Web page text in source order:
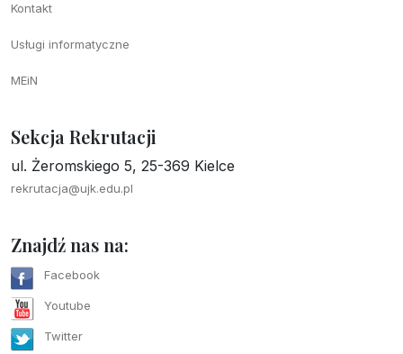
Kontakt
Usługi informatyczne
MEiN
Sekcja Rekrutacji
ul. Żeromskiego 5, 25-369 Kielce
rekrutacja@ujk.edu.pl
Znajdź nas na:
Facebook
Youtube
Twitter